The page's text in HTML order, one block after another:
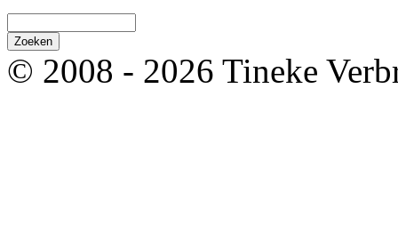
© 2008 - 2026 Tineke